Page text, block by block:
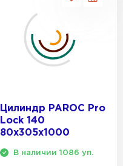
Цилиндр PAROC Pro
Lock 140
80х305х1000
В наличии 1086 уп.